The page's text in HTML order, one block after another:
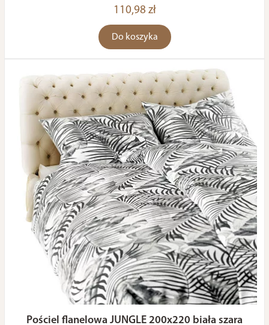
110,98 zł
Do koszyka
Pościel flanelowa JUNGLE 200x220 biała szara